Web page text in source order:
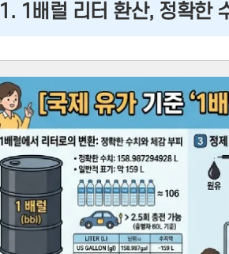
1. 1배럴 리터 환산, 정확한